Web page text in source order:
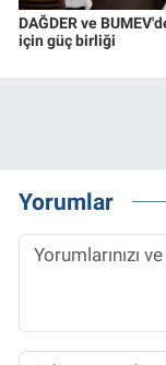
DAĞDER ve
için güç birliği
Yorumlar